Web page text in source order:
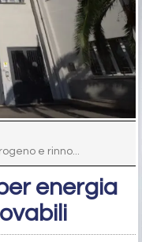
e rinno...
energia